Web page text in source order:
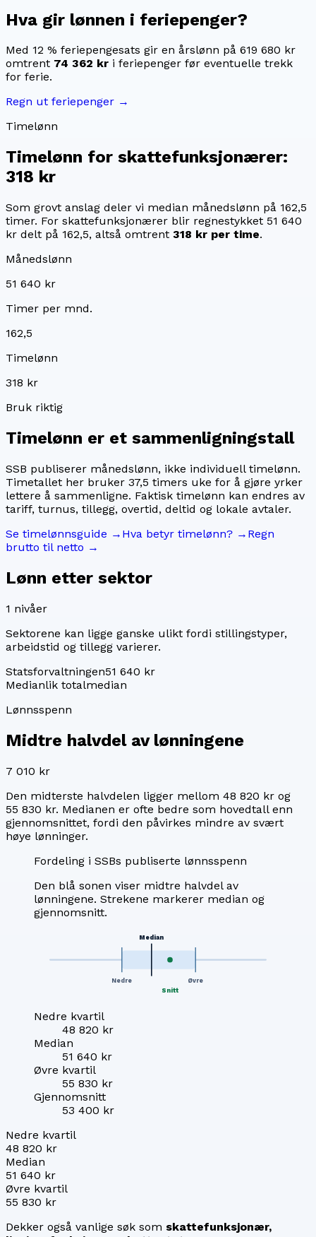
Hva gir lønnen i feriepenger?
Med 12 % feriepengesats gir en årslønn på 619 680 kr
omtrent 74 362 kr i feriepenger før eventuelle trekk
for ferie.
Regn ut feriepenger →
Timelønn
Timelønn for skattefunksjonærer:
318 kr
Som grovt anslag deler vi median månedslønn på 162,5
timer. For skattefunksjonærer blir regnestykket 51 640
kr delt på 162,5, altså omtrent 318 kr per time.
Månedslønn
51 640 kr
Timer per mnd.
162,5
Timelønn
318 kr
Bruk riktig
Timelønn er et sammenligningstall
SSB publiserer månedslønn, ikke individuell timelønn.
Timetallet her bruker 37,5 timers uke for å gjøre yrker
lettere å sammenligne. Faktisk timelønn kan endres av
tariff, turnus, tillegg, overtid, deltid og lokale avtaler.
Se timelønnsguide → Hva betyr timelønn? → Regn
brutto til netto →
Lønn etter sektor
1 nivåer
Sektorene kan ligge ganske ulikt fordi stillingstyper,
arbeidstid og tillegg varierer.
Statsforvaltningen51 640 kr
Medianlik totalmedian
Lønnsspenn
Midtre halvdel av lønningene
7 010 kr
Den midterste halvdelen ligger mellom 48 820 kr og
55 830 kr. Medianen er ofte bedre som hovedtall enn
gjennomsnittet, fordi den påvirkes mindre av svært
høye lønninger.
Fordeling i SSBs publiserte lønnsspenn
Den blå sonen viser midtre halvdel av
lønningene. Strekene markerer median og
gjennomsnitt.
Nedre
Median
Øvre
Snitt
Nedre kvartil
48 820 kr
Median
51 640 kr
Øvre kvartil
55 830 kr
Gjennomsnitt
53 400 kr
Nedre kvartil
48 820 kr
Median
51 640 kr
Øvre kvartil
55 830 kr
Dekker også vanlige søk som skattefunksjonær,